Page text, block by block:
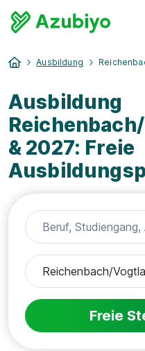
Ausbildung
Ausbildung
& 2027: Freie
Freie